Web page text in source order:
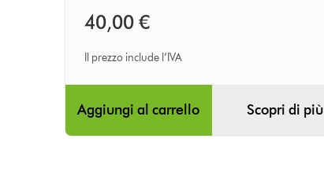
40,00 €
Il prezzo include l’IVA
Aggiungi al carrello Scopri di più